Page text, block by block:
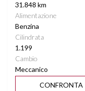
31.848 km
Alimentazione
Benzina
Cilindrata
1.199
Cambio
Meccanico
CONFRONTA